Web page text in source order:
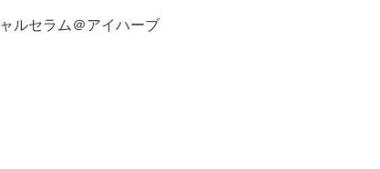
ルセラム＠アイハーブ